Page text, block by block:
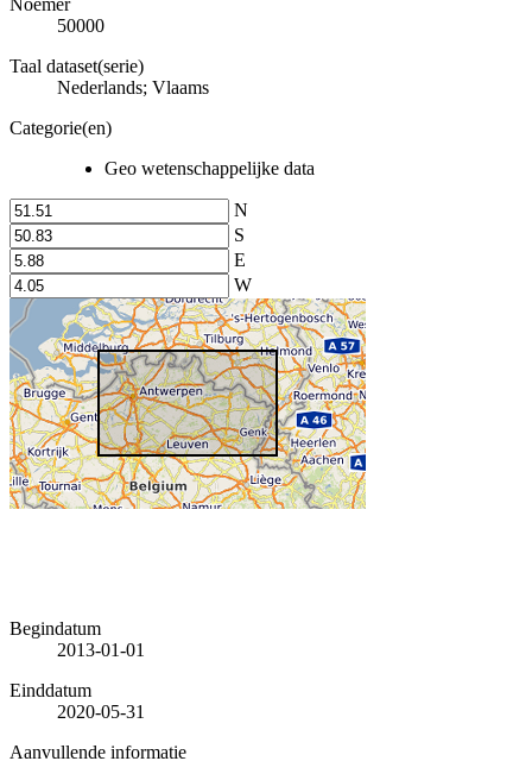
50000
Taal dataset(serie)
Nederlands; Vlaams
Categorie(en)
Geo wetenschappelijke data
N
S
E
W
Begindatum
2013-01-01
Einddatum
2020-05-31
Aanvullende informatie